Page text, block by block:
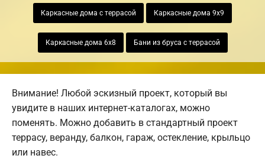
Каркасные дома с террасой Каркасные дома 9х9
Каркасные дома 6х8 Бани из бруса с террасой
Внимание! Любой эскизный проект, который вы
увидите в наших интернет-каталогах, можно
поменять. Можно добавить в стандартный проект
террасу, веранду, балкон, гараж, остекление, крыльцо
или навес.